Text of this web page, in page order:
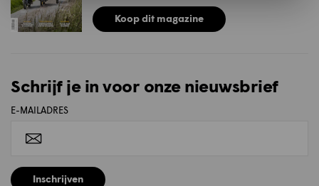
Koop dit magazine
Schrijf je in voor onze nieuwsbrief
E-MAILADRES
Inschrijven